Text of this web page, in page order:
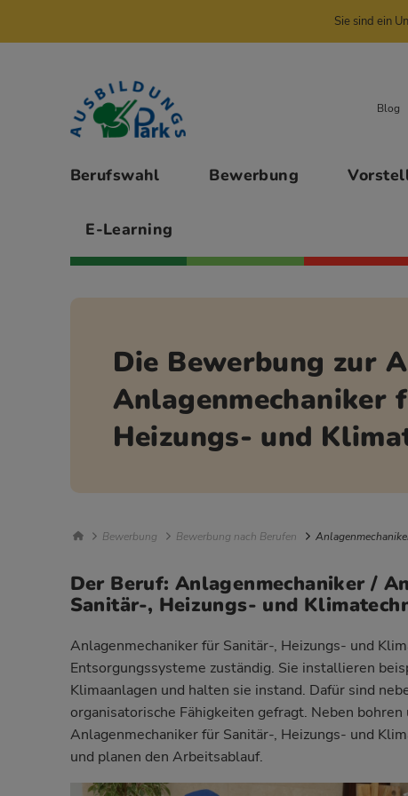
Sie sind ein
Berufswahl Bewerbung
E-Learning
Blog
Die Bewerbung zur
Anlagenmechaniker
Heizungs- und
Breadcrumb Navigation
Bewerbung Bewerbung nach Berufen
Der Beruf: Anlagenmechaniker /
Sanitär-, Heizungs- und
Anlagenmechaniker für Sanitär-, Heizungs- und
Entsorgungssysteme zuständig. Sie installieren
Klimaanlagen und halten sie instand. Dafür sind
organisatorische Fähigkeiten gefragt. Neben
Anlagenmechaniker für Sanitär-, Heizungs- und
und planen den Arbeitsablauf.